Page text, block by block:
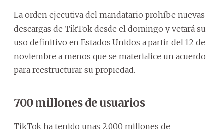
La orden ejecutiva del mandatario prohíbe nuevas
descargas de TikTok desde el domingo y vetará su
uso definitivo en Estados Unidos a partir del 12 de
noviembre a menos que se materialice un acuerdo
para reestructurar su propiedad.
700 millones de usuarios
TikTok ha tenido unas 2.000 millones de